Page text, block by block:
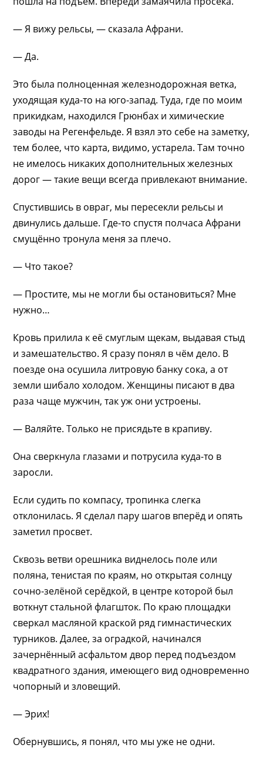
— Я вижу рельсы, — сказала Афрани.
— Да.
Это была полноценная железнодорожная ветка,
уходящая куда-то на юго-запад. Туда, где по моим
прикидкам, находился Грюнбах и химические
заводы на Регенфельде. Я взял это себе на заметку,
тем более, что карта, видимо, устарела. Там точно
не имелось никаких дополнительных железных
дорог — такие вещи всегда привлекают внимание.
Спустившись в овраг, мы пересекли рельсы и
двинулись дальше. Где-то спустя полчаса Афрани
смущённо тронула меня за плечо.
— Что такое?
— Простите, мы не могли бы остановиться? Мне
нужно…
Кровь прилила к её смуглым щекам, выдавая стыд
и замешательство. Я сразу понял в чём дело. В
поезде она осушила литровую банку сока, а от
земли шибало холодом. Женщины писают в два
раза чаще мужчин, так уж они устроены.
— Валяйте. Только не присядьте в крапиву.
Она сверкнула глазами и потрусила куда-то в
заросли.
Если судить по компасу, тропинка слегка
отклонилась. Я сделал пару шагов вперёд и опять
заметил просвет.
Сквозь ветви орешника виднелось поле или
поляна, тенистая по краям, но открытая солнцу
сочно-зелёной серёдкой, в центре которой был
воткнут стальной флагшток. По краю площадки
сверкал масляной краской ряд гимнастических
турников. Далее, за оградкой, начинался
зачернённый асфальтом двор перед подъездом
квадратного здания, имеющего вид одновременно
чопорный и зловещий.
— Эрих!
Обернувшись, я понял, что мы уже не одни.